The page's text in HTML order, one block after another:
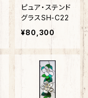
ピュア・ステンド
グラスSH-C22
¥80,300